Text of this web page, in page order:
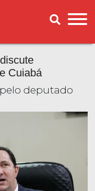
Cuiabá
deputado